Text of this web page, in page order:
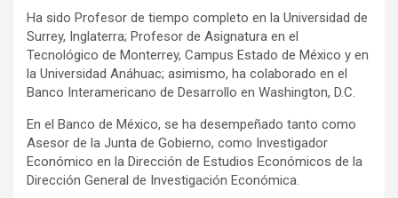
Ha sido Profesor de tiempo completo en la Universidad de
Surrey, Inglaterra; Profesor de Asignatura en el
Tecnológico de Monterrey, Campus Estado de México y en
la Universidad Anáhuac; asimismo, ha colaborado en el
Banco Interamericano de Desarrollo en Washington, D.C.
En el Banco de México, se ha desempeñado tanto como
Asesor de la Junta de Gobierno, como Investigador
Económico en la Dirección de Estudios Económicos de la
Dirección General de Investigación Económica.